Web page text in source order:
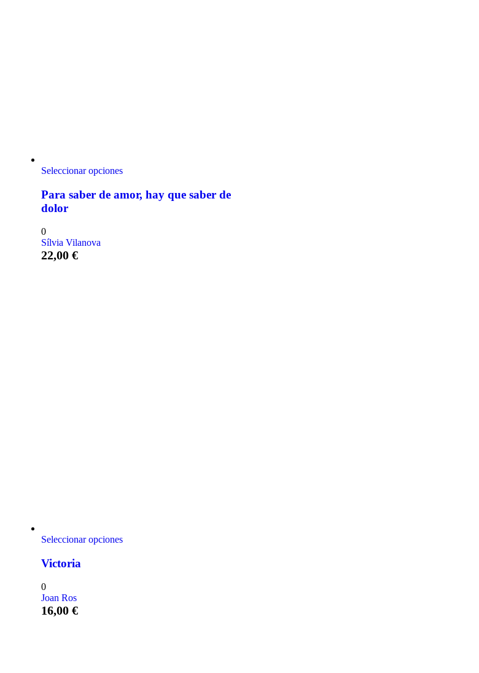
Seleccionar opciones
Para saber de amor, hay que saber de
dolor
0
Sílvia Vilanova
22,00 €
Seleccionar opciones
Victoria
0
Joan Ros
16,00 €